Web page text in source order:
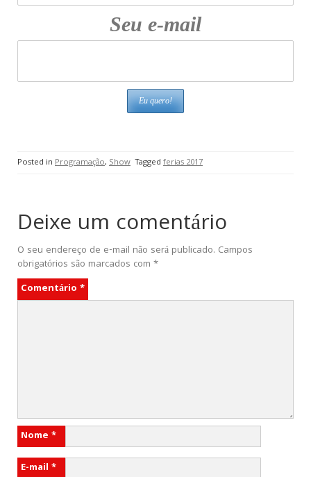
Seu e-mail
Posted in Programação, Show Tagged ferias 2017
Deixe um comentário
O seu endereço de e-mail não será publicado. Campos
obrigatórios são marcados com *
Comentário *
Nome *
E-mail *